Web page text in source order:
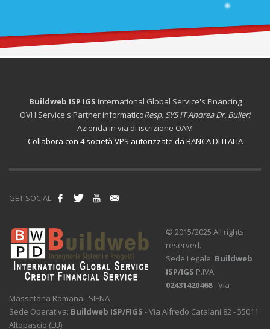
Buildweb ISP IGS International Global Service's Financing
OVH Service's Partner informaticoResp, SYS IT Andrea Dr. Bulleri
Azienda in via di iscrizione OAM
Collabora con 4 società VPS autorizzate da BANCA DI ITALIA
GET SOCIAL
© 2015/2025 All rights
reserved.
Sede Legale: Buildweb
ISP/IGS P.IVA
02431420468- Via
Massetana Romana , SIENA
Sede Operativa: Buildweb ISP/FIGS - Via Alfredo Catalani 82 - 55011
Altopascio (LU)